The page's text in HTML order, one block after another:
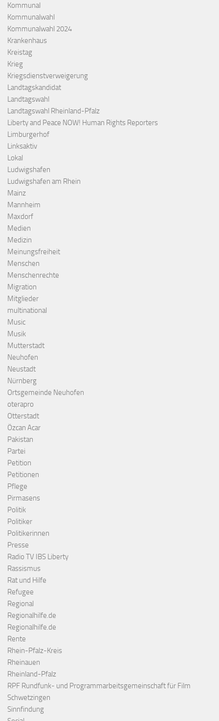
Kommunal
Kommunalwahl
Kommunalwahl 2024
Krankenhaus
Kreistag
Krieg
Kriegsdienstverweigerung
Landtagskandidat
Landtagswahl
Landtagswahl Rheinland-Pfalz
Liberty and Peace NOW! Human Rights Reporters
Limburgerhof
Linksaktiv
Lokal
Ludwigshafen
Ludwigshafen am Rhein
Mainz
Mannheim
Maxdorf
Medien
Medizin
Meinungsfreiheit
Menschen
Menschenrechte
Migration
Mitglieder
multinational
Music
Musik
Mutterstadt
Neuhofen
Neustadt
Nürnberg
Ortsgemeinde Neuhofen
oterapro
Otterstadt
Özcan Acar
Pakistan
Partei
Petition
Petitionen
Pflege
Pirmasens
Politik
Politiker
Politikerinnen
Presse
Radio TV IBS Liberty
Rassismus
Rat und Hilfe
Refugee
Regional
Regionalhilfe.de
Regionalhilfe.de
Rente
Rhein-Pfalz-Kreis
Rheinauen
Rheinland-Pfalz
RPF Rundfunk- und Programmarbeitsgemeinschaft für Film
Schwetzingen
Sinnfindung